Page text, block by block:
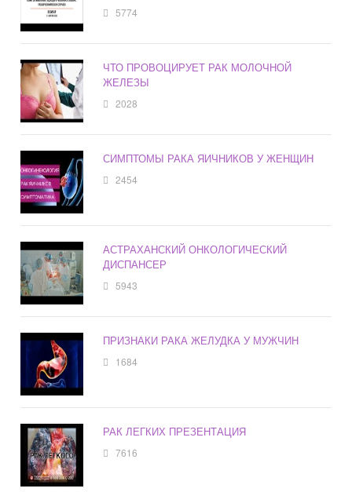
5774
ЧТО ПРОВОЦИРУЕТ РАК МОЛОЧНОЙ
ЖЕЛЕЗЫ
2028
СИМПТОМЫ РАКА ЯИЧНИКОВ У ЖЕНЩИН
2454
АСТРАХАНСКИЙ ОНКОЛОГИЧЕСКИЙ
ДИСПАНСЕР
5943
ПРИЗНАКИ РАКА ЖЕЛУДКА У МУЖЧИН
1684
РАК ЛЕГКИХ ПРЕЗЕНТАЦИЯ
7616